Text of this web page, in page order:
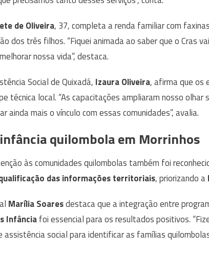
de Oliveira, 37, completa a renda familiar com
dos três filhos. “Fiquei animada ao saber que o Cras
nossa vida”, destaca.
Social de Quixadá, Izaura Oliveira, afirma que os
técnica local. “As capacitações ampliaram nosso olhar
ainda mais o vínculo com essas comunidades”, avalia.
quilombola em Morrinhos
às comunidades quilombolas também foi
das informações territoriais, priorizando a
Marília Soaresdestaca que a integração entre
Infânciafoi essencial para os resultados positivos.
assistência social para identificar as famílias